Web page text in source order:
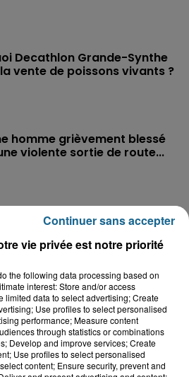
Decathlon Grande-Synthe
vente de poissons vivants ?
homme grièvement blessé
violente sortie de route...
vie privée est notre priorité
the following data processing based on
interest: Store and/or access
limited data to select advertising; Create
Use profiles to select personalised
performance; Measure content
through statistics or combinations
Develop and improve services; Create
Use profiles to select personalised
content; Ensure security, prevent and
Continuer sans accepter